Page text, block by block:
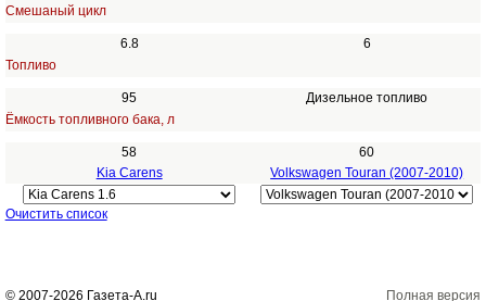
Смешаный цикл
6.8
6
Топливо
95
Дизельное топливо
Ёмкость топливного бака, л
58
60
Kia Carens
Volkswagen Touran (2007-2010)
Очистить список
© 2007-2026 Газета-А.ru Полная версия